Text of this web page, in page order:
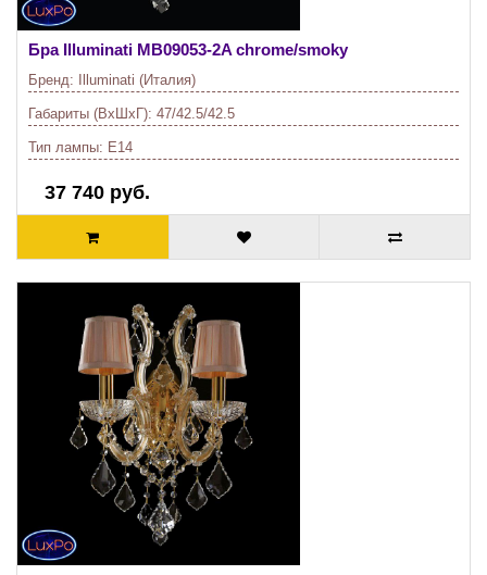
Бра Illuminati MB09053-2A chrome/smoky
Бренд: Illuminati (Италия)
Габариты (ВхШхГ): 47/42.5/42.5
Тип лампы: E14
37 740 руб.